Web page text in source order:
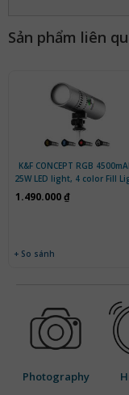
Sản phẩm liên
K&F CONCEPT RGB
25W LED light, 4 color Fill
- KF34.063 | Chính hãng
1.490.000 ₫
+ So sánh
Photography